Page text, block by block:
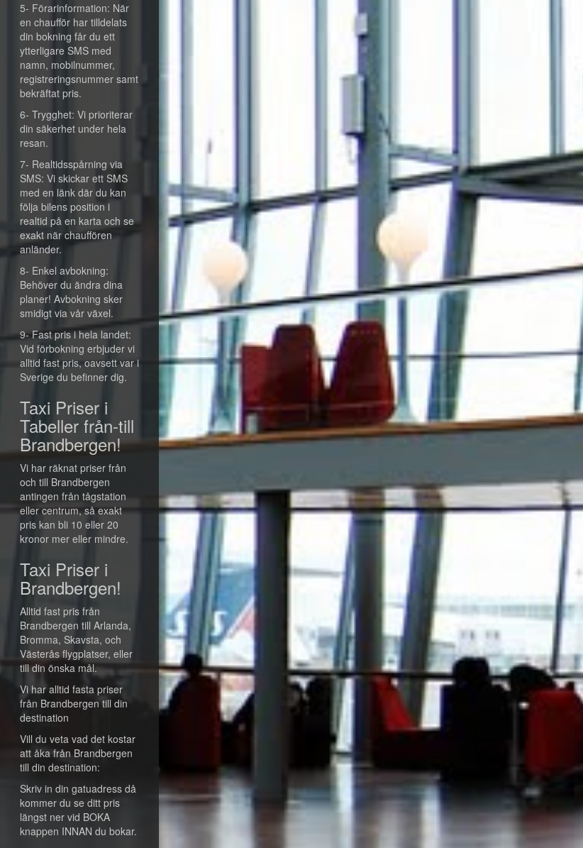
5- Förarinformation: När
en chaufför har tilldelats
din bokning får du ett
ytterligare SMS med
namn, mobilnummer,
registreringsnummer samt
bekräftat pris.
6- Trygghet: Vi prioriterar
din säkerhet under hela
resan.
7- Realtidsspårning via
SMS: Vi skickar ett SMS
med en länk där du kan
följa bilens position i
realtid på en karta och se
exakt när chauffören
anländer.
8- Enkel avbokning:
Behöver du ändra dina
planer! Avbokning sker
smidigt via vår växel.
9- Fast pris i hela landet:
Vid förbokning erbjuder vi
alltid fast pris, oavsett var i
Sverige du befinner dig.
Taxi Priser i
Tabeller från-till
Brandbergen!
Vi har räknat priser från
och till Brandbergen
antingen från tågstation
eller centrum, så exakt
pris kan bli 10 eller 20
kronor mer eller mindre.
Taxi Priser i
Brandbergen!
Alltid fast pris från
Brandbergen till Arlanda,
Bromma, Skavsta, och
Västerås flygplatser, eller
till din önska mål.
Vi har alltid fasta priser
från Brandbergen till din
destination
Vill du veta vad det kostar
att åka från Brandbergen
till din destination:
Skriv in din gatuadress då
kommer du se ditt pris
längst ner vid BOKA
knappen INNAN du bokar.